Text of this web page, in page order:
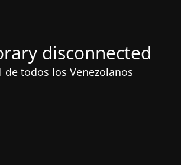
disconnected
de todos los Venezolanos